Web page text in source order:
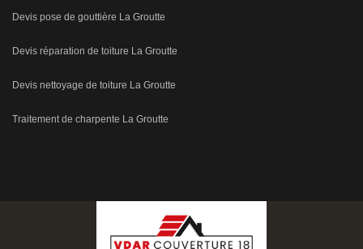
Devis pose de gouttière La Groutte
Devis réparation de toiture La Groutte
Devis nettoyage de toiture La Groutte
Traitement de charpente La Groutte